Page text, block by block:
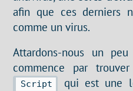
afin que ces derniers
comme un virus.
Attardons-nous un
commence par
Script
qui est une